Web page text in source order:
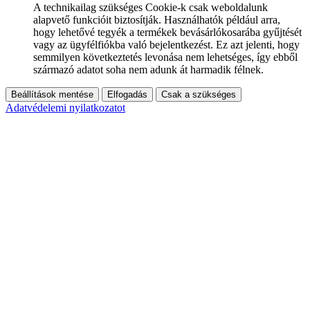
A technikailag szükséges Cookie-k csak weboldalunk
alapvető funkcióit biztosítják. Használhatók például arra,
hogy lehetővé tegyék a termékek bevásárlókosarába gyűjtését
vagy az ügyfélfiókba való bejelentkezést. Ez azt jelenti, hogy
semmilyen következtetés levonása nem lehetséges, így ebből
származó adatot soha nem adunk át harmadik félnek.
Beállítások mentése Elfogadás Csak a szükséges
Adatvédelemi nyilatkozatot